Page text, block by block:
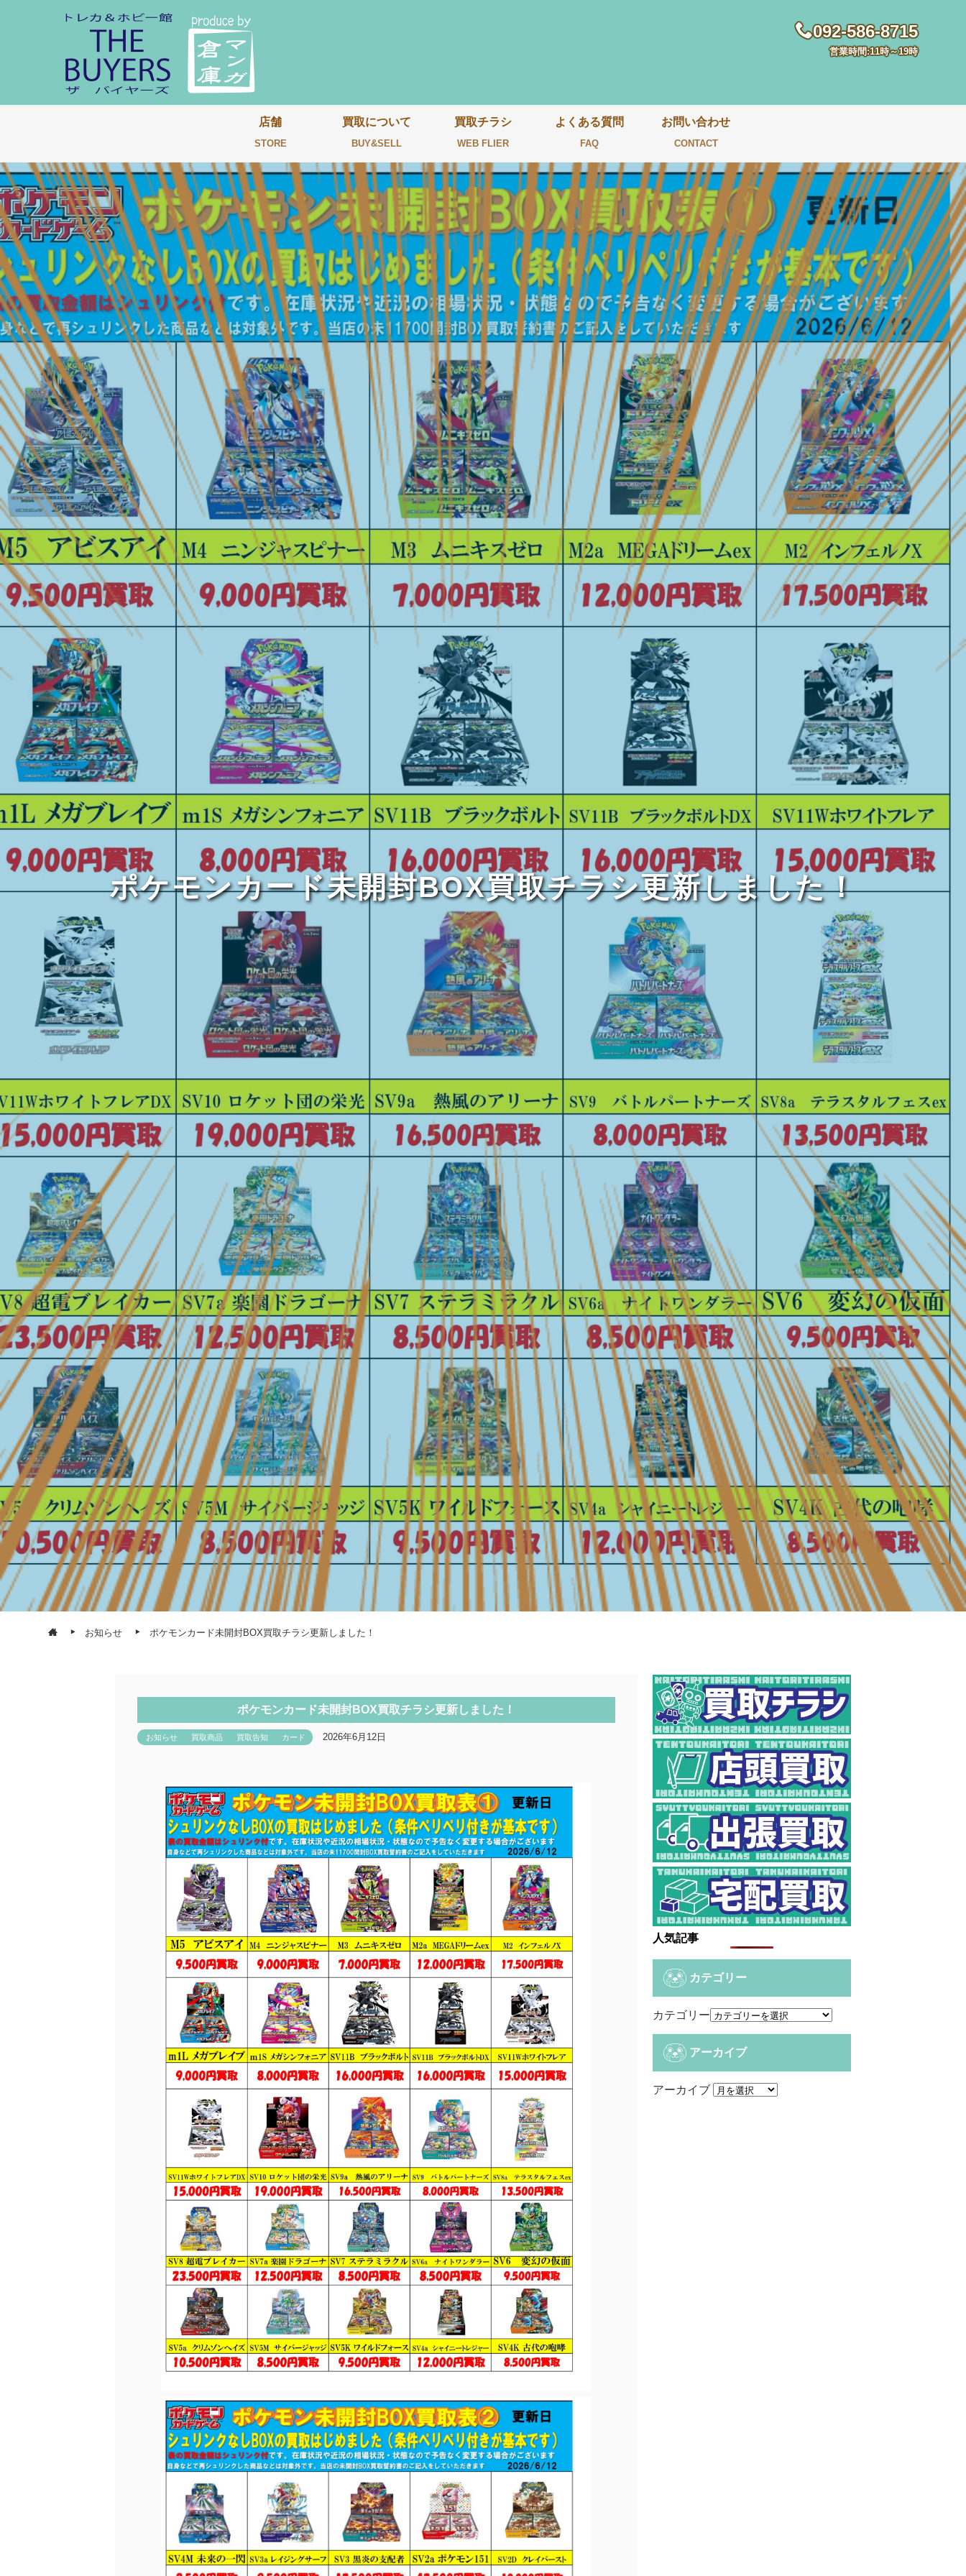
092-586-8715
営業時間:11時～19時
店舗
STORE
買取について
BUY&SELL
買取チラシ
WEB FLIER
よくある質問
FAQ
お問い合わせ
CONTACT
ポケモンカード未開封BOX買取チラシ更新しました！
お知らせ ポケモンカード未開封BOX買取チラシ更新しました！
ポケモンカード未開封BOX買取チラシ更新しました！
お知らせ 買取商品 買取告知 カード 2026年6月12日
人気記事
カテゴリー
カテゴリー
アーカイブ
アーカイブ